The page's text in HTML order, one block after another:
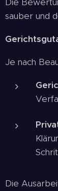
sauber und
Je nach
Die